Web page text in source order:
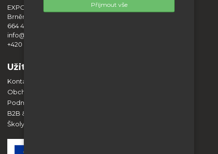
Příjmout vše
EXPO DISPLAY SERVICE s.r.o.
Brněnská 404
664 42 Modřice
info@expodisplayservice.cz
+420 603 574 784
Užitečné informace
Kontakt
Obchodní podmínky
Podmínky ochrany osobních údajů
B2B & Spolupráce
Školy a vzdělávací instituce